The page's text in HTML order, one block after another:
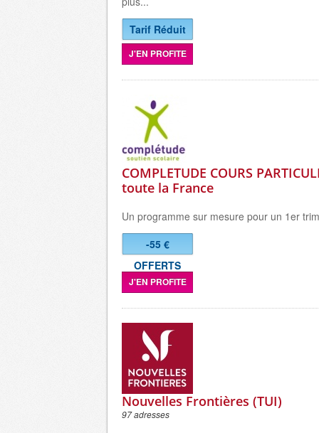
Tarif Réduit
J'EN PROFITE
COMPLETUDE COURS
toute la France
Un programme sur mesure pour un 1er
-55 €
OFFERTS
J'EN PROFITE
Nouvelles Frontières (TUI)
97 adresses